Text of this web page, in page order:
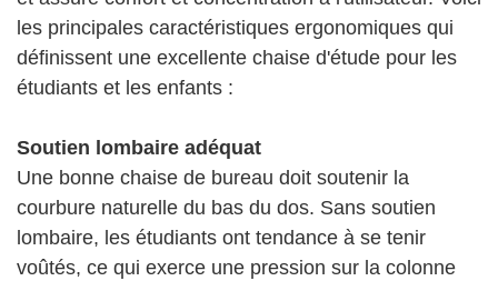
les principales caractéristiques ergonomiques qui
définissent une excellente chaise d'étude pour les
étudiants et les enfants :
Soutien lombaire adéquat
Une bonne chaise de bureau doit soutenir la
courbure naturelle du bas du dos. Sans soutien
lombaire, les étudiants ont tendance à se tenir
voûtés, ce qui exerce une pression sur la colonne